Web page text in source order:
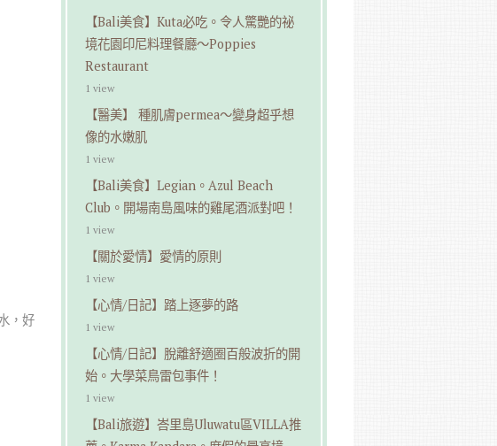
，好
【Bali美食】Kuta必吃。令人驚艷的祕
境花園印尼料理餐廳～Poppies
Restaurant
1 view
【醫美】 種肌膚permea～變身超乎想
像的水嫩肌
1 view
【Bali美食】Legian。Azul Beach
Club。開場南島風味的雞尾酒派對吧！
1 view
【關於愛情】愛情的原則
1 view
【心情/日記】踏上逐夢的路
1 view
【心情/日記】脫離舒適圈百般波折的開
始。大學菜鳥雷包事件！
1 view
【Bali旅遊】峇里島Uluwatu區VILLA推